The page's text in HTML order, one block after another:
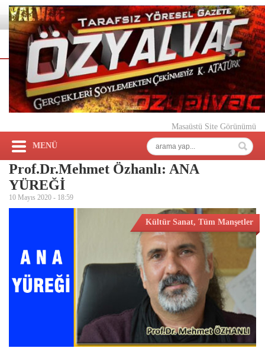
Masaüstü Site Görünümü
MENÜ
Prof.Dr.Mehmet Özhanlı: ANA
YÜREĞİ
10 Mayıs 2020 - 18:59
Kültür Sanat, Tüm Manşetler